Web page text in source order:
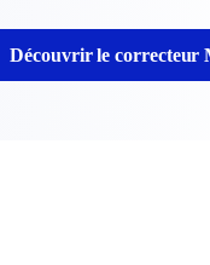
Découvrir le correcteur